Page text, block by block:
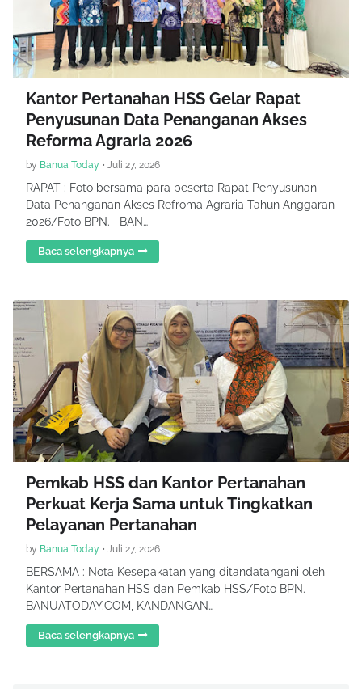
Kantor Pertanahan HSS Gelar Rapat
Penyusunan Data Penanganan Akses
Reforma Agraria 2026
by Banua Today • Juli 27, 2026
RAPAT : Foto bersama para peserta Rapat Penyusunan
Data Penanganan Akses Refroma Agraria Tahun Anggaran
2026/Foto BPN. BAN…
Baca selengkapnya
Pemkab HSS dan Kantor Pertanahan
Perkuat Kerja Sama untuk Tingkatkan
Pelayanan Pertanahan
by Banua Today • Juli 27, 2026
BERSAMA : Nota Kesepakatan yang ditandatangani oleh
Kantor Pertanahan HSS dan Pemkab HSS/Foto BPN.
BANUATODAY.COM, KANDANGAN…
Baca selengkapnya